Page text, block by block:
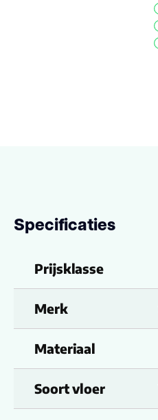
Specificaties
Prijsklasse
Merk
Materiaal
Soort vloer